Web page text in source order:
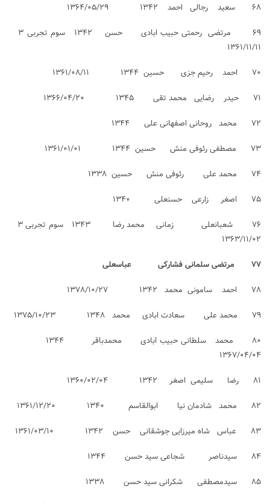
۶۸ سعید رجالی احمد ۱۳۴۲ ۱۳۶۴/۰۵/۲۹
۱۳۶۱/۱۱/۱۱
۷۰ احمد رحیم جزی حسین ۱۳۴۴ ۱۳۶۱/۰۸/۱۱
۷۱ حیدر رضایی محمد تقی ۱۳۴۵ ۱۳۶۶/۰۴/۲۰
۷۲ محمد روحانی اصفهانی علی ۱۳۴۴
۷۳ مصطفی رئوفی منش حسین ۱۳۴۴ ۱۳۶۱/۰۱/۰۱
۷۴ محمد علی رئوفی منش حسین ۱۳۳۸
۷۵ اصغر زارعی حسنعلی ۱۳۴۰
۱۳۶۳/۱۱/۰۲
۷۷ مرتضی سلمانی فشارکی عباسعلی
۷۸ احمد سامونی محمد ۱۳۴۲ ۱۳۷۸/۱۰/۲۷
۷۹ محمد علی سعادت ابادی محمد ۱۳۴۸ ۱۳۷۵/۱۰/۲۳
۱۳۶۷/۰۴/۰۴
۸۱ رضا سلیمی اصغر ۱۳۴۲ ۱۳۶۰/۰۲/۰۴
۸۲ محمد شادمان نیا ابوالقاسم ۱۳۴۰ ۱۳۶۱/۱۲/۲۰
۸۳ عباس شاه میرزایی جوشقانی حسن ۱۳۴۲ ۱۳۶۱/۰۳/۱۰
۸۴ سیدناصر شجاعی سید حسن ۱۳۴۴
۸۵ سیدمصطفی شکرانی سید حسن ۱۳۳۸